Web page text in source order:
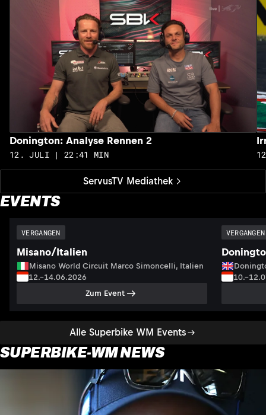
ServusTV Mediathek
Donington: Analyse Rennen 2
12. JULI | 22:41 MIN
EVENTS
Alle Superbike WM Events
VERGANGEN
Misano/Italien
Misano World Circuit Marco Simoncelli, Italien
12.–14.06.2026
Zum Event
VERGANGEN
SUPERBIKE-WM NEWS